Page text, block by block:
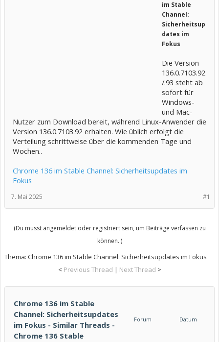
im Stable
Channel:
Sicherheitsup
dates im
Fokus
Die Version
136.0.7103.92
/.93 steht ab
sofort für
Windows-
und Mac-
Nutzer zum Download bereit, während Linux-Anwender die
Version 136.0.7103.92 erhalten. Wie üblich erfolgt die
Verteilung schrittweise über die kommenden Tage und
Wochen..
Chrome 136 im Stable Channel: Sicherheitsupdates im
Fokus
#1
7. Mai 2025
(Du musst angemeldet oder registriert sein, um Beiträge verfassen zu
können. )
Thema: Chrome 136 im Stable Channel: Sicherheitsupdates im Fokus
< Previous Thread | Next Thread >
Chrome 136 im Stable
Channel: Sicherheitsupdates
im Fokus - Similar Threads -
Chrome 136 Stable
Forum Datum